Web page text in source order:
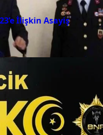
İlişkin Asayiş